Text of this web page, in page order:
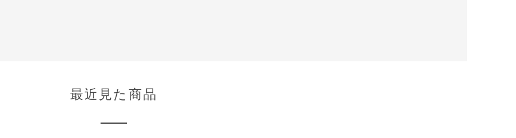
最近見た商品